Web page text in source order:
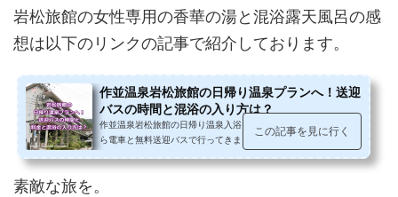
岩松旅館の女性専用の香華の湯と混浴露天風呂の感
想は以下のリンクの記事で紹介しております。
作並温泉岩松旅館の日帰り温泉プランへ！送迎
バスの時間と混浴の入り方は？
作並温泉岩松旅館の日帰り温泉入浴とランチプランに、仙台駅か
ら電車と無料送迎バスで行ってきました。作並駅からの送迎バス
この記事を見に行く
素敵な旅を。